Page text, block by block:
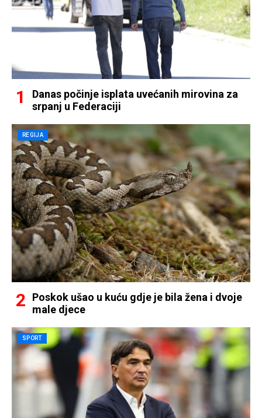
Danas počinje isplata uvećanih mirovina za
srpanj u Federaciji
REGIJA
Poskok ušao u kuću gdje je bila žena i dvoje
male djece
SPORT